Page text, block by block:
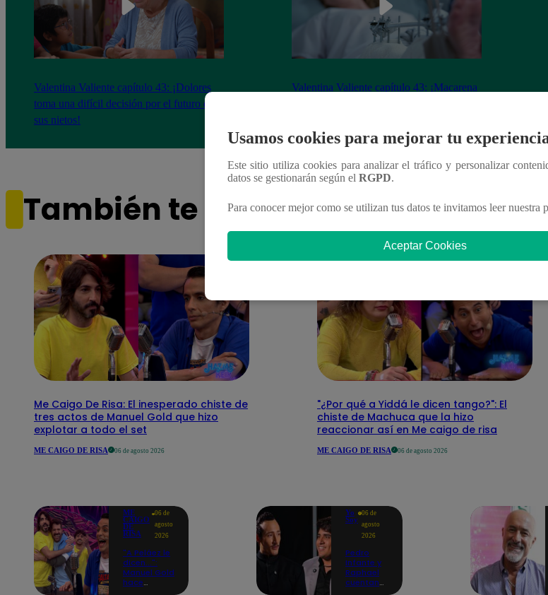
Valentina Valiente capítulo 43: ¡Dolores
toma una difícil decisión por el futuro de
sus nietos!
Valentina Valiente capítulo 43: ¡Macarena
También te puede interesar
Me Caigo De Risa: El inesperado chiste de
tres actos de Manuel Gold que hizo
explotar a todo el set
ME CAIGO DE RISA 06 de agosto 2026
"¿Por qué a Yiddá le dicen tango?": El
chiste de Machuca que la hizo
reaccionar así en Me caigo de risa
ME CAIGO DE RISA 06 de agosto 2026
ME
CAIGO
DE
RISA
06 de
agosto
2026
"A Peláez le
dicen...":
Manuel Gold
hace
Yo
Soy
06 de
agosto
2026
Pedro
Infante y
Raphael
cuentan
Usamos cookies para mejorar tu
Este sitio utiliza cookies para analizar el tráfico y personalizar
datos se gestionarán según el RGPD.
Para conocer mejor como se utilizan tus datos te invitamos leer nuestra
Aceptar Cookies